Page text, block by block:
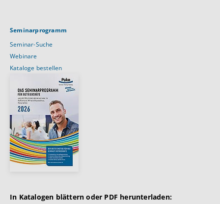
Seminarprogramm
Seminar-Suche
Webinare
Kataloge bestellen
In Katalogen blättern oder PDF herunterladen: